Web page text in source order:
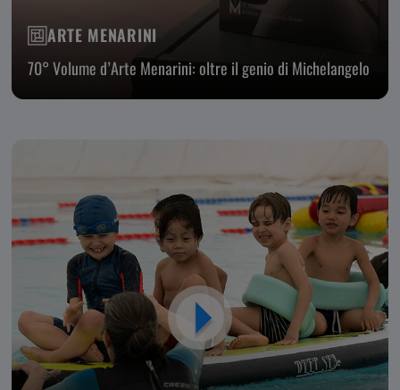
ARTE MENARINI
70° Volume d’Arte Menarini: oltre il genio di Michelangelo